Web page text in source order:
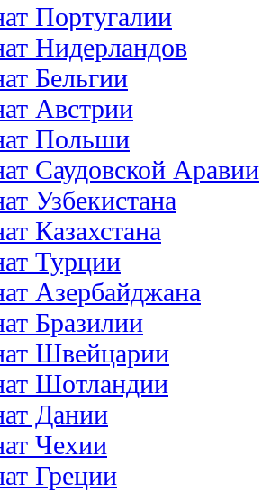
Португалии
Нидерландов
Бельгии
Австрии
Польши
Саудовской Аравии
Узбекистана
Казахстана
Турции
Азербайджана
Бразилии
Швейцарии
Шотландии
Дании
Чехии
Греции